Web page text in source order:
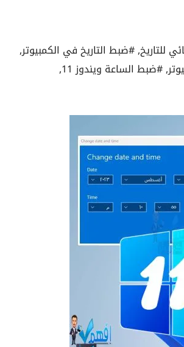
للتاريخ,#ضبط التاريخ في الكمبيوتر,
,#ضبط الساعة ويندوز 11
,